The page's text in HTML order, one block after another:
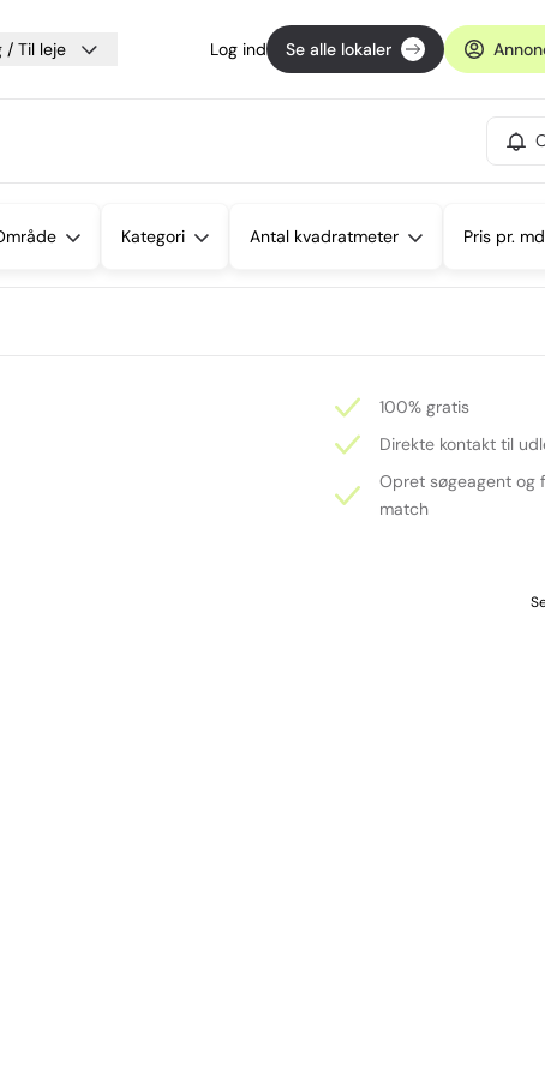
/ Til leje Log ind Se alle lokaler
Kategori Antal kvadratmeter Pris pr.
100% gratis
Direkte kontakt til
Opret søgeagent og
match